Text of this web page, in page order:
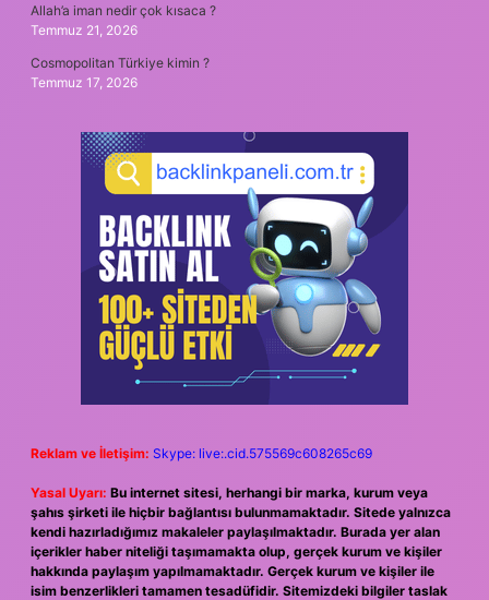
Allah’a iman nedir çok kısaca ?
Temmuz 21, 2026
Cosmopolitan Türkiye kimin ?
Temmuz 17, 2026
Reklam ve İletişim: Skype: live:.cid.575569c608265c69
Yasal Uyarı: Bu internet sitesi, herhangi bir marka, kurum veya
şahıs şirketi ile hiçbir bağlantısı bulunmamaktadır. Sitede yalnızca
kendi hazırladığımız makaleler paylaşılmaktadır. Burada yer alan
içerikler haber niteliği taşımamakta olup, gerçek kurum ve kişiler
hakkında paylaşım yapılmamaktadır. Gerçek kurum ve kişiler ile
isim benzerlikleri tamamen tesadüfidir. Sitemizdeki bilgiler taslak